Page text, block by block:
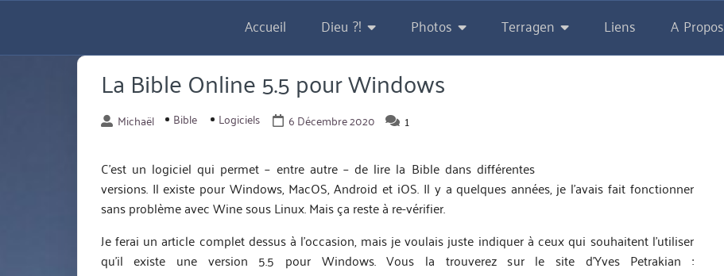
au
Accueil Dieu ?! Photos Terragen Liens A Propos
La Bible Online 5.5 pour Windows
Michaël Bible Logiciels 6 Décembre 2020 1
C’est un logiciel qui permet – entre autre – de lire la Bible dans différentes
versions. Il existe pour Windows, MacOS, Android et iOS. Il y a quelques années, je l’avais fait fonctionner
sans problème avec Wine sous Linux. Mais ça reste à re-vérifier.
Je ferai un article complet dessus à l’occasion, mais je voulais juste indiquer à ceux qui souhaitent l’utiliser
qu’il existe une version 5.5 pour Windows. Vous la trouverez sur le site d’Yves Petrakian :